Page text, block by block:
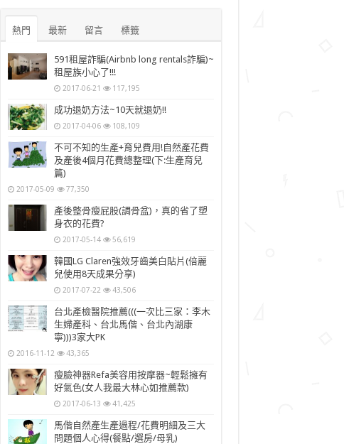
熱門 最新 留言 標籤
591租屋詐騙(Airbnb long rentals詐騙)~
租屋族小心了!!!
2017-06-21 117,195
成功退奶方法~10天就退奶!!
2017-04-06 108,109
不可不知的生產+育兒費用!自然產花費
及產後4個月花費總整理(下:生產育兒
篇)
2017-05-09 77,350
產後整骨瘦屁股(調骨盆)，真的省了塑
身衣的花費?
2017-05-14 56,619
韓國LG Claren強效牙齒美白貼片(倍麗
兒使用8天成果分享)
2017-07-22 43,506
台北產檢醫院推薦(((一次比三家：李木
生婦產科、台北馬偕、台北內湖康
寧)))3家大PK
2016-11-12 43,365
瘦臉神器Refa美容用按摩器~輕鬆擁有
好氣色(女人我最大林心如推薦款)
2017-06-13 41,425
馬偕自然產生產過程/花費明細及三大
問題個人心得(餐點/選房/母乳)